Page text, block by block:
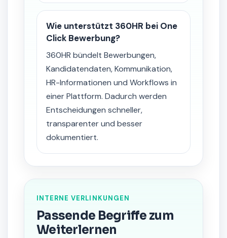
Wie unterstützt 360HR bei One
Click Bewerbung?
360HR bündelt Bewerbungen,
Kandidatendaten, Kommunikation,
HR-Informationen und Workflows in
einer Plattform. Dadurch werden
Entscheidungen schneller,
transparenter und besser
dokumentiert.
INTERNE VERLINKUNGEN
Passende Begriffe zum
Weiterlernen